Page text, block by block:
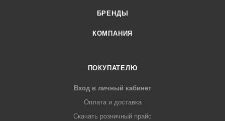
БРЕНДЫ
КОМПАНИЯ
ПОКУПАТЕЛЮ
Вход в личный кабинет
Оплата и доставка
Скачать розничный прайс